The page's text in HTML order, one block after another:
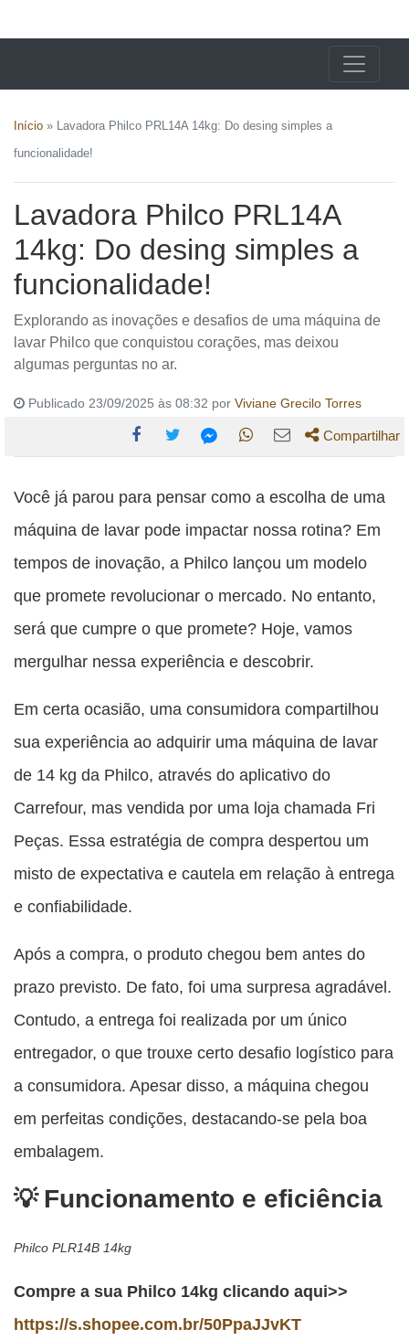
Início » Lavadora Philco PRL14A 14kg: Do desing simples a
funcionalidade!
Lavadora Philco PRL14A
14kg: Do desing simples a
funcionalidade!
Explorando as inovações e desafios de uma máquina de
lavar Philco que conquistou corações, mas deixou
algumas perguntas no ar.
Publicado 23/09/2025 às 08:32 por Viviane Grecilo Torres
esta
publicação
Facebook
esta
publicação
esta
publicação
esta
publicação
WhatsApp
esta
publicação
Compartilhar
Você já parou para pensar como a escolha de uma
máquina de lavar pode impactar nossa rotina? Em
tempos de inovação, a Philco lançou um modelo
que promete revolucionar o mercado. No entanto,
será que cumpre o que promete? Hoje, vamos
mergulhar nessa experiência e descobrir.
Em certa ocasião, uma consumidora compartilhou
sua experiência ao adquirir uma máquina de lavar
de 14 kg da Philco, através do aplicativo do
Carrefour, mas vendida por uma loja chamada Fri
Peças. Essa estratégia de compra despertou um
misto de expectativa e cautela em relação à entrega
e confiabilidade.
Após a compra, o produto chegou bem antes do
prazo previsto. De fato, foi uma surpresa agradável.
Contudo, a entrega foi realizada por um único
entregador, o que trouxe certo desafio logístico para
a consumidora. Apesar disso, a máquina chegou
em perfeitas condições, destacando-se pela boa
embalagem.
Funcionamento e eficiência
Philco PLR14B 14kg
Compre a sua Philco 14kg clicando aqui>>
https://s.shopee.com.br/50PpaJJvKT